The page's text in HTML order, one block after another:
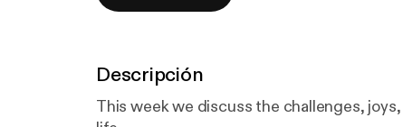
Descripción
This week we discuss the challenges,